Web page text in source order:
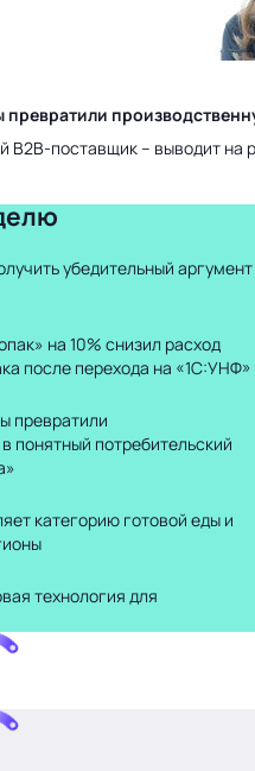
B2B-поставщик – выводит
убедительный аргумент
на 10% снизил расход
после перехода на «1С:УНФ»
превратили
понятный потребительский
категорию готовой еды и
технология для